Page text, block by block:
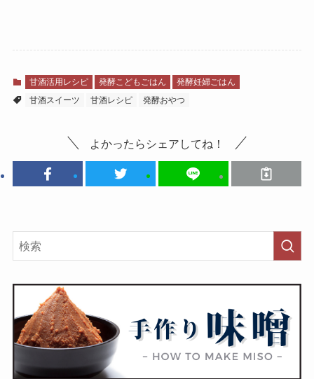
甘酒活用レシピ 発酵こどもごはん
発酵妊婦ごはん
甘酒スイーツ
甘酒レシピ 発酵おやつ
よかったらシェアしてね！